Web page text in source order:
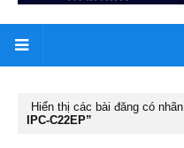
Hiển thị các bài đăng có nhãn
IPC-C22EP